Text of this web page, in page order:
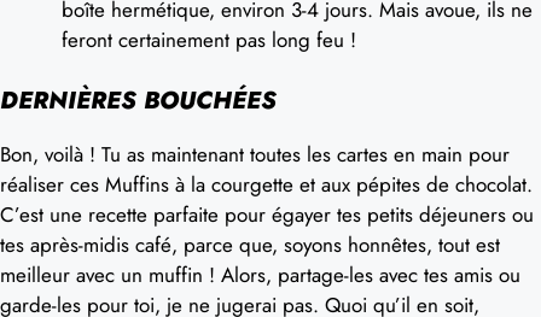
boîte hermétique, environ 3-4 jours. Mais avoue, ils ne
feront certainement pas long feu !
DERNIÈRES BOUCHÉES
Bon, voilà ! Tu as maintenant toutes les cartes en main pour
réaliser ces Muffins à la courgette et aux pépites de chocolat.
C’est une recette parfaite pour égayer tes petits déjeuners ou
tes après-midis café, parce que, soyons honnêtes, tout est
meilleur avec un muffin ! Alors, partage-les avec tes amis ou
garde-les pour toi, je ne jugerai pas. Quoi qu’il en soit,